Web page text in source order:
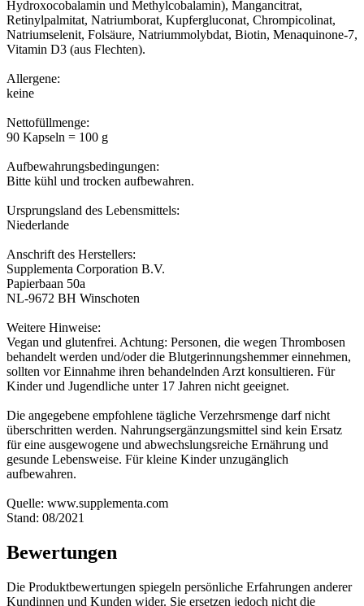
Hydroxocobalamin und Methylcobalamin), Mangancitrat,
Retinylpalmitat, Natriumborat, Kupfergluconat, Chrompicolinat,
Natriumselenit, Folsäure, Natriummolybdat, Biotin, Menaquinone-7,
Vitamin D3 (aus Flechten).
Allergene:
keine
Nettofüllmenge:
90 Kapseln = 100 g
Aufbewahrungsbedingungen:
Bitte kühl und trocken aufbewahren.
Ursprungsland des Lebensmittels:
Niederlande
Anschrift des Herstellers:
Supplementa Corporation B.V.
Papierbaan 50a
NL-9672 BH Winschoten
Weitere Hinweise:
Vegan und glutenfrei. Achtung: Personen, die wegen Thrombosen
behandelt werden und/oder die Blutgerinnungshemmer einnehmen,
sollten vor Einnahme ihren behandelnden Arzt konsultieren. Für
Kinder und Jugendliche unter 17 Jahren nicht geeignet.
Die angegebene empfohlene tägliche Verzehrsmenge darf nicht
überschritten werden. Nahrungsergänzungsmittel sind kein Ersatz
für eine ausgewogene und abwechslungsreiche Ernährung und
gesunde Lebensweise. Für kleine Kinder unzugänglich
aufbewahren.
Quelle: www.supplementa.com
Stand: 08/2021
Bewertungen
Die Produktbewertungen spiegeln persönliche Erfahrungen anderer
Kundinnen und Kunden wider. Sie ersetzen jedoch nicht die